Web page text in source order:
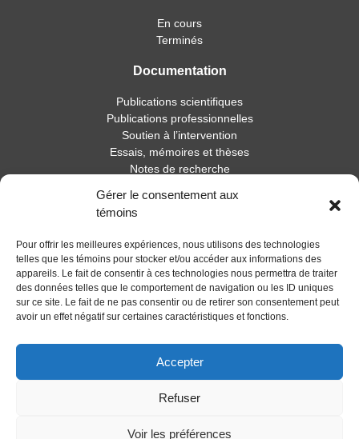
Gérer le consentement aux
témoins
Pour offrir les meilleures expériences, nous utilisons des technologies
telles que les témoins pour stocker et/ou accéder aux informations des
appareils. Le fait de consentir à ces technologies nous permettra de traiter
des données telles que le comportement de navigation ou les ID uniques
sur ce site. Le fait de ne pas consentir ou de retirer son consentement peut
avoir un effet négatif sur certaines caractéristiques et fonctions.
Accepter
Refuser
Voir les préférences
En cours
Terminés
Documentation
Publications scientifiques
Publications professionnelles
Soutien à l’intervention
Essais, mémoires et thèses
Notes de recherche
Activités
Nouvelles